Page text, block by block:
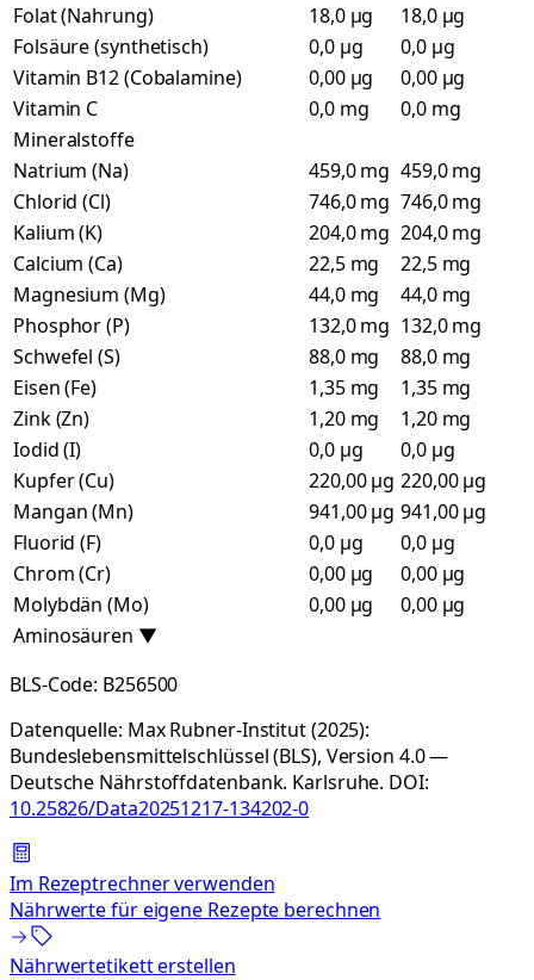
Folat (Nahrung)
18,0 µg
18,0 µg
Folsäure (synthetisch)
0,0 µg
0,0 µg
Vitamin B12 (Cobalamine)
0,00 µg
0,00 µg
Vitamin C
0,0 mg
0,0 mg
Mineralstoffe
Natrium (Na)
459,0 mg 459,0 mg
Chlorid (Cl)
746,0 mg 746,0 mg
Kalium (K)
204,0 mg 204,0 mg
Calcium (Ca)
22,5 mg
22,5 mg
Magnesium (Mg)
44,0 mg
44,0 mg
Phosphor (P)
132,0 mg 132,0 mg
Schwefel (S)
88,0 mg
88,0 mg
Eisen (Fe)
1,35 mg
1,35 mg
Zink (Zn)
1,20 mg
1,20 mg
Iodid (I)
0,0 µg
0,0 µg
Kupfer (Cu)
220,00 µg 220,00 µg
Mangan (Mn)
941,00 µg 941,00 µg
Fluorid (F)
0,0 µg
0,0 µg
Chrom (Cr)
0,00 µg
0,00 µg
Molybdän (Mo)
0,00 µg
0,00 µg
Aminosäuren ▼
BLS-Code: B256500
Datenquelle: Max Rubner-Institut (2025):
Bundeslebensmittelschlüssel (BLS), Version 4.0 —
Deutsche Nährstoffdatenbank. Karlsruhe. DOI:
10.25826/Data20251217-134202-0
Im Rezeptrechner verwenden
Nährwerte für eigene Rezepte berechnen
Nährwertetikett erstellen